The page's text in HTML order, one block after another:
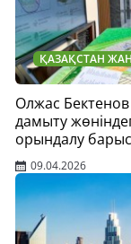
ҚАЗАҚСТАН
Олжас
дамыту
орындалу
09.04.2026